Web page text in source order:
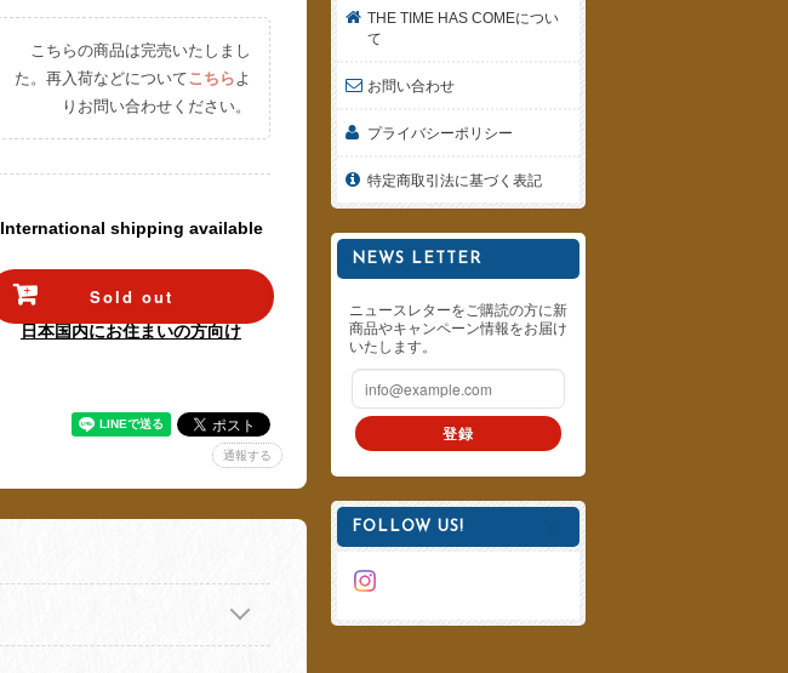
こちらの商品は完売いたしまし
た。再入荷などについてこちら よ
りお問い合わせください。
International shipping available
Sold out
日本国内にお住まいの方向け
通報する
THE TIME HAS COMEについ
て
お問い合わせ
プライバシーポリシー
特定商取引法に基づく表記
NEWS LETTER
ニュースレターをご購読の方に新
商品やキャンペーン情報をお届け
いたします。
登録
FOLLOW US!